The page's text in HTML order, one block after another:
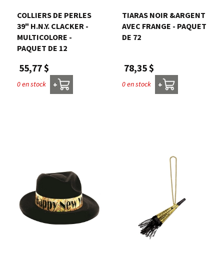
COLLIERS DE PERLES
39" H.N.Y. CLACKER -
MULTICOLORE -
PAQUET DE 12
55,77 $
0 en stock +
TIARAS NOIR &ARGENT
AVEC FRANGE - PAQUET
DE 72
78,35 $
0 en stock +